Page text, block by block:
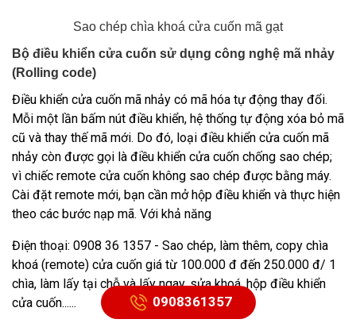
Sao chép chìa khoá cửa cuốn mã gạt
Bộ điều khiển cửa cuốn sử dụng công nghệ mã nhảy
(Rolling code)
Điều khiển cửa cuốn mã nhảy có mã hóa tự động thay đổi.
Mỗi một lần bấm nút điều khiển, hệ thống tự động xóa bỏ mã
cũ và thay thế mã mới. Do đó, loại điều khiển cửa cuốn mã
nhảy còn được gọi là điều khiển cửa cuốn chống sao chép;
vì chiếc remote cửa cuốn không sao chép được bằng máy.
Cài đặt remote mới, bạn cần mở hộp điều khiển và thực hiện
theo các bước nạp mã. Với khả năng
Điện thoại: 0908 36 1357 - Sao chép, làm thêm, copy chìa
khoá (remote) cửa cuốn giá từ 100.000 đ đến 250.000 đ/ 1
chìa, làm lấy tại chỗ và lấy ngay, sửa khoá, hộp điều khiển
cửa cuốn......
0908361357